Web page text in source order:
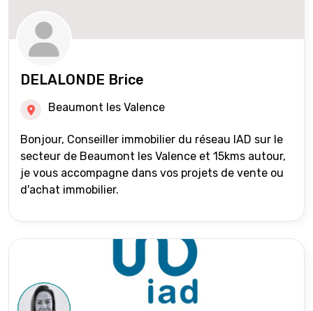
DELALONDE Brice
Beaumont les Valence
Bonjour, Conseiller immobilier du réseau IAD sur le
secteur de Beaumont les Valence et 15kms autour,
je vous accompagne dans vos projets de vente ou
d'achat immobilier.